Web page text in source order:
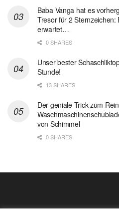
Baba Vanga hat es
Tresor für 2
erwartet…
0 SHARES
Unser bester
Stunde!
13 SHARES
Der geniale Trick zum
von Schimmel
0 SHARES